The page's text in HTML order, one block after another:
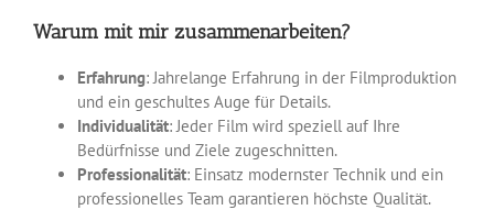
Warum mit mir zusammenarbeiten?
Erfahrung: Jahrelange Erfahrung in der Filmproduktion
und ein geschultes Auge für Details.
Individualität: Jeder Film wird speziell auf Ihre
Bedürfnisse und Ziele zugeschnitten.
Professionalität: Einsatz modernster Technik und ein
professionelles Team garantieren höchste Qualität.